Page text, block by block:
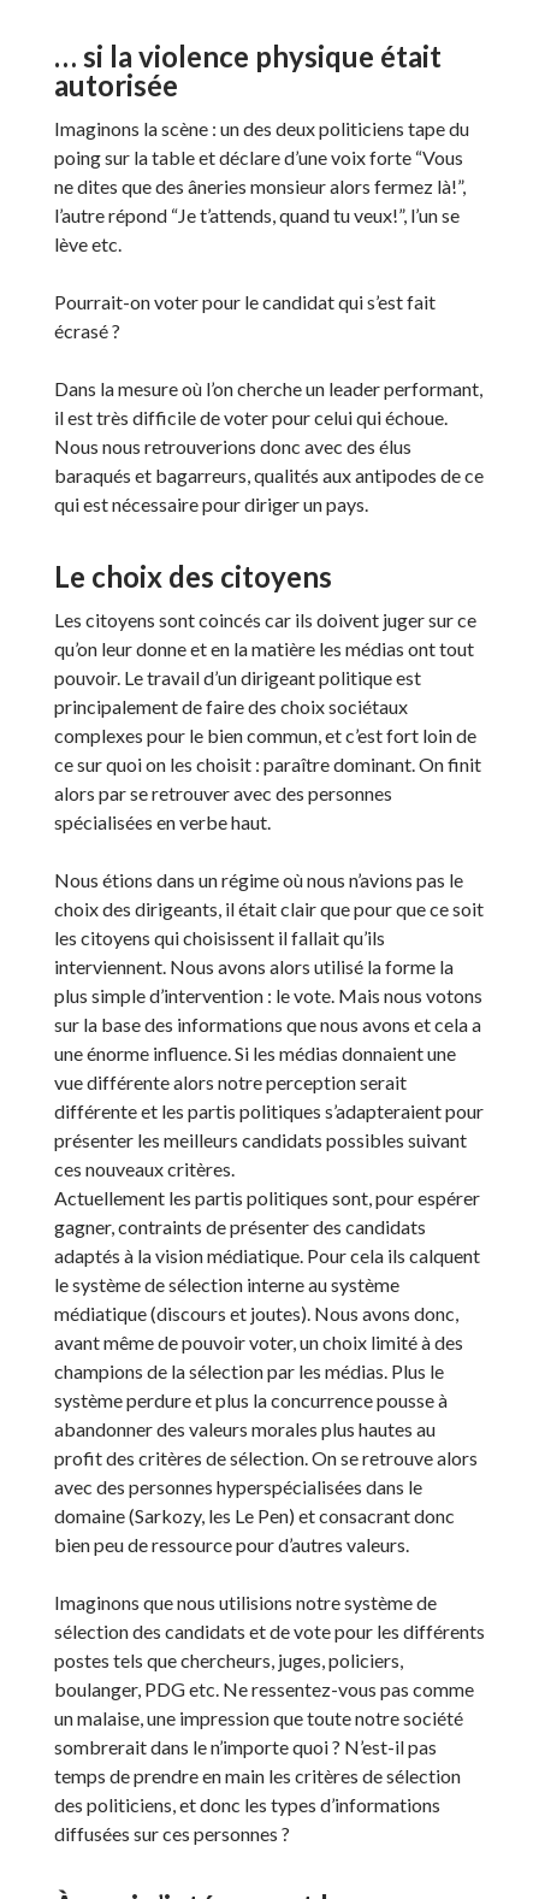
… si la violence physique était
autorisée
Imaginons la scène : un des deux politiciens tape du
poing sur la table et déclare d’une voix forte “Vous
ne dites que des âneries monsieur alors fermez là!”,
l’autre répond “Je t’attends, quand tu veux!”, l’un se
lève etc.
Pourrait-on voter pour le candidat qui s’est fait
écrasé ?
Dans la mesure où l’on cherche un leader performant,
il est très difficile de voter pour celui qui échoue.
Nous nous retrouverions donc avec des élus
baraqués et bagarreurs, qualités aux antipodes de ce
qui est nécessaire pour diriger un pays.
Le choix des citoyens
Les citoyens sont coincés car ils doivent juger sur ce
qu’on leur donne et en la matière les médias ont tout
pouvoir. Le travail d’un dirigeant politique est
principalement de faire des choix sociétaux
complexes pour le bien commun, et c’est fort loin de
ce sur quoi on les choisit : paraître dominant. On finit
alors par se retrouver avec des personnes
spécialisées en verbe haut.
Nous étions dans un régime où nous n’avions pas le
choix des dirigeants, il était clair que pour que ce soit
les citoyens qui choisissent il fallait qu’ils
interviennent. Nous avons alors utilisé la forme la
plus simple d’intervention : le vote. Mais nous votons
sur la base des informations que nous avons et cela a
une énorme influence. Si les médias donnaient une
vue différente alors notre perception serait
différente et les partis politiques s’adapteraient pour
présenter les meilleurs candidats possibles suivant
ces nouveaux critères.
Actuellement les partis politiques sont, pour espérer
gagner, contraints de présenter des candidats
adaptés à la vision médiatique. Pour cela ils calquent
le système de sélection interne au système
médiatique (discours et joutes). Nous avons donc,
avant même de pouvoir voter, un choix limité à des
champions de la sélection par les médias. Plus le
système perdure et plus la concurrence pousse à
abandonner des valeurs morales plus hautes au
profit des critères de sélection. On se retrouve alors
avec des personnes hyperspécialisées dans le
domaine (Sarkozy, les Le Pen) et consacrant donc
bien peu de ressource pour d’autres valeurs.
Imaginons que nous utilisions notre système de
sélection des candidats et de vote pour les différents
postes tels que chercheurs, juges, policiers,
boulanger, PDG etc. Ne ressentez-vous pas comme
un malaise, une impression que toute notre société
sombrerait dans le n’importe quoi ? N’est-il pas
temps de prendre en main les critères de sélection
des politiciens, et donc les types d’informations
diffusées sur ces personnes ?